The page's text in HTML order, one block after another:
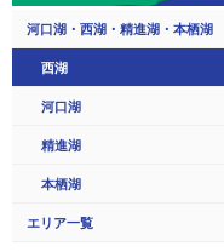
河口湖・西湖・精進湖・本栖湖
西湖
河口湖
精進湖
本栖湖
エリア一覧